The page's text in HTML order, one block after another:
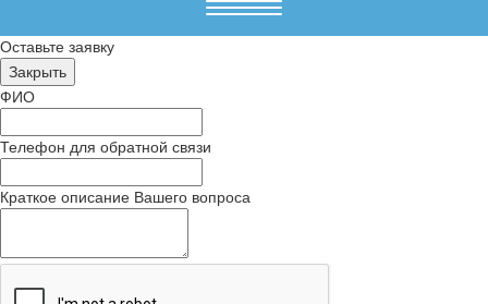
Меню
Оставьте заявку
ФИО
Телефон для обратной связи
Краткое описание Вашего вопроса